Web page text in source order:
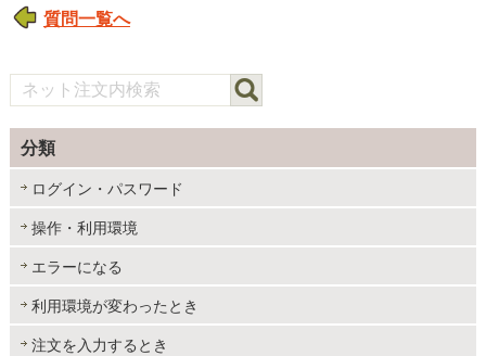
質問一覧へ
分類
ログイン・パスワード
操作・利用環境
エラーになる
利用環境が変わったとき
注文を入力するとき